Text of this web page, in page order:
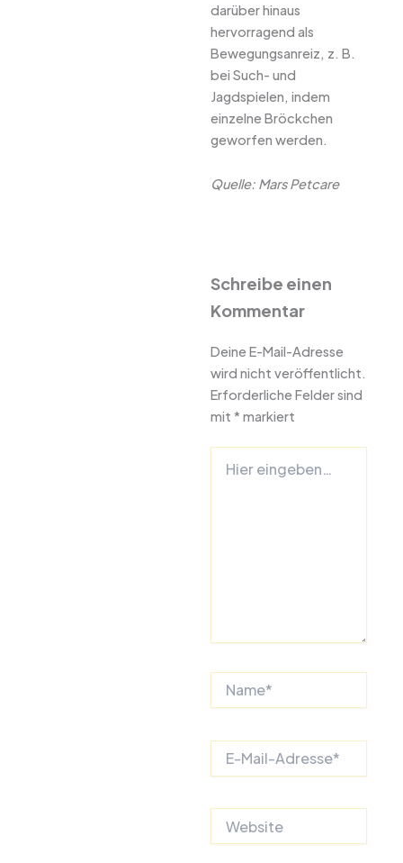
darüber hinaus
hervorragend als
Bewegungsanreiz, z. B.
bei Such- und
Jagdspielen, indem
einzelne Bröckchen
geworfen werden.
Quelle: Mars Petcare
Schreibe einen
Kommentar
Deine E-Mail-Adresse
wird nicht veröffentlicht.
Erforderliche Felder sind
mit * markiert
eingeben…
Mail-